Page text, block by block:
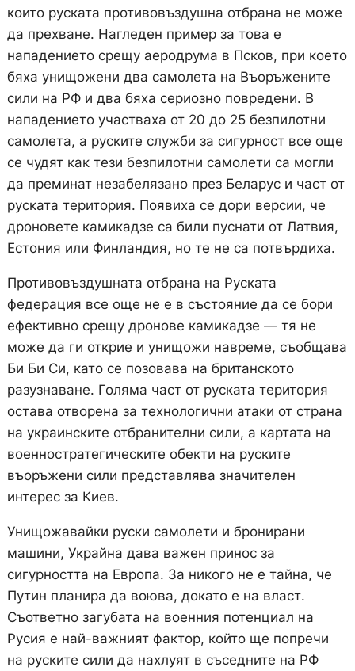
които руската противовъздушна отбрана не може
да прехване. Нагледен пример за това е
нападението срещу аеродрума в Псков, при което
бяха унищожени два самолета на Въоръжените
сили на РФ и два бяха сериозно повредени. В
нападението участваха от 20 до 25 безпилотни
самолета, а руските служби за сигурност все още
се чудят как тези безпилотни самолети са могли
да преминат незабелязано през Беларус и част от
руската територия. Появиха се дори версии, че
дроновете камикадзе са били пуснати от Латвия,
Естония или Финландия, но те не са потвърдиха.
Противовъздушната отбрана на Руската
федерация все още не е в състояние да се бори
ефективно срещу дронове камикадзе — тя не
може да ги открие и унищожи навреме, съобщава
Би Би Си, като се позовава на британското
разузнаване. Голяма част от руската територия
остава отворена за технологични атаки от страна
на украинските отбранителни сили, а картата на
военностратегическите обекти на руските
въоръжени сили представлява значителен
интерес за Киев.
Унищожавайки руски самолети и бронирани
машини, Украйна дава важен принос за
сигурността на Европа. За никого не е тайна, че
Путин планира да воюва, докато е на власт.
Съответно загубата на военния потенциал на
Русия е най-важният фактор, който ще попречи
на руските сили да нахлуят в съседните на РФ